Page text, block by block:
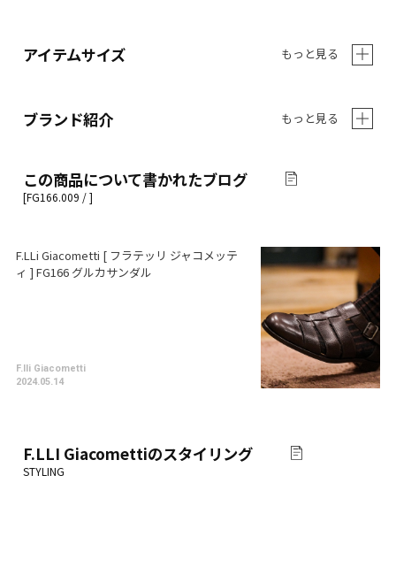
アイテムサイズ もっと見る
ブランド紹介 もっと見る
この商品について書かれたブログ
F.LLi Giacometti [ フラテッリ ジャコメッテ
ィ ] FG166 グルカサンダル
F.lli Giacometti
2024.05.14
F.LLI Giacomettiのスタイリング